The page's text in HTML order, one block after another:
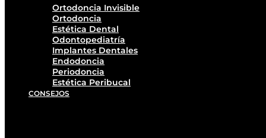
Ortodoncia Invisible
Ortodoncia
Estética Dental
Odontopediatría
Implantes Dentales
Endodoncia
Periodoncia
Estética Peribucal
CONSEJOS